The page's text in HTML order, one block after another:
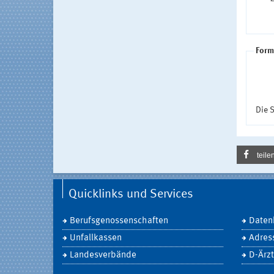
Die
Quicklinks und Services
Berufsgenossenschaften
Unfallkassen
Landesverbände
D-